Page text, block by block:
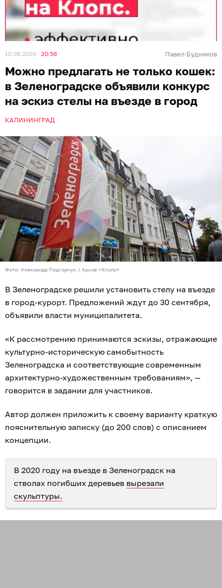
10.08.2026 20:58 Павел Будников
Можно предлагать не только кошек:
в Зеленоградске объявили конкурс
на эскиз стелы на въезде в город
КАЛИНИНГРАД
Фото: Александр Подгорчук / Архив «Клопс»
В Зеленоградске решили установить стелу на въезде
в город-курорт. Предложений ждут до 30 сентября,
объявили власти муниципалитета.
«К рассмотрению принимаются эскизы, отражающие
культурно-историческую самобытность
Зеленоградска и соответствующие современным
архитектурно-художественным требованиям», —
говорится в задании для участников.
Автор должен приложить к своему варианту краткую
пояснительную записку (до 200 слов) с описанием
концепции.
В 2020 году на въезде в Зеленоградск на
стволах погибших деревьев вырезали
скульптуры.